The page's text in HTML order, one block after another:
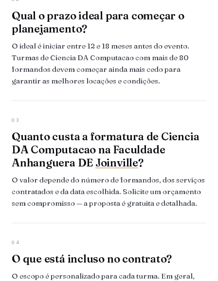
Qual o prazo ideal para começar o
planejamento?
O ideal é iniciar entre 12 e 18 meses antes do evento.
Turmas de Ciencia DA Computacao com mais de 80
formandos devem começar ainda mais cedo para
garantir as melhores locações e condições.
03
Quanto custa a formatura de Ciencia
DA Computacao na Faculdade
Anhanguera DE Joinville?
O valor depende do número de formandos, dos serviços
contratados e da data escolhida. Solicite um orçamento
sem compromisso — a proposta é gratuita e detalhada.
04
O que está incluso no contrato?
O escopo é personalizado para cada turma. Em geral,